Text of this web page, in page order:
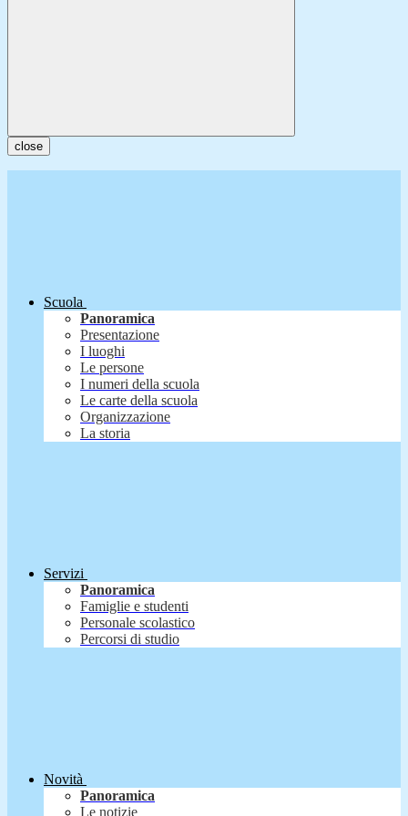
close
Scuola
Panoramica
Presentazione
I luoghi
Le persone
I numeri della scuola
Le carte della scuola
Organizzazione
La storia
Servizi
Panoramica
Famiglie e studenti
Personale scolastico
Percorsi di studio
Novità
Panoramica
Le notizie